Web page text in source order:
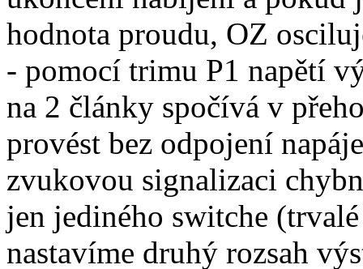
hodnota proudu, OZ
- pomocí trimu P1 napětí
na 2 články spočívá v
provést bez odpojení
zvukovou signalizaci
jen jediného switche
nastavíme druhý rozsah